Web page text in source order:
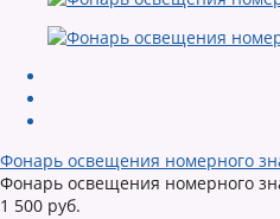
Фонарь освещения номерного
Фонарь освещения номерного
1 500 руб.